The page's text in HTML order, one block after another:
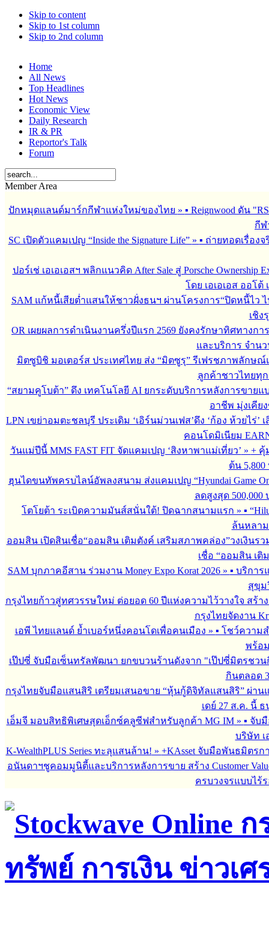
Skip to content
Skip to 1st column
Skip to 2nd column
Home
All News
Top Headlines
Hot News
Economic View
Daily Research
IR & PR
Reportor's Talk
Forum
Member Area
ปักหมุดแลนด์มาร์กกีฬาแห่งใหม่ของไทย » ▪︎ Reignwood ดัน
กีฬ
SC เปิดตัวแคมเปญ “Inside the Signature Life” » ▪︎ ถ่ายทอดเรื่อง
ปอร์เช่ เอเอเอสฯ พลิกแนวคิด After Sale สู่ Porsche Ownership
โดย เอเอเอส ออโ
SAM แก้หนี้เสียต่ำแสนให้ชาวฝั่งธนฯ ผ่านโครงการ“ปิดหนี้ไว
เชิง
OR เผยผลการดำเนินงานครึ่งปีแรก 2569 ยังคงรักษาทิศทางกา
และบริการ จำนว
มิตซูบิชิ มอเตอร์ส ประเทศไทย ส่ง “มิตซูรุ” รีเฟรชภาพลักษณ์
ลูกค้าชาวไทยทุก
“สยามคูโบต้า” ดึง เทคโนโลยี AI ยกระดับบริการหลังการขาย
อาชีพ มุ่งเคีย
LPN เขย่าอมตะชลบุรี ประเดิม ‘เอิร์นม่วนเฟส’ดึง ‘ก้อง ห้วยไร่’
คอนโดมิเนียม
วันแม่ปีนี้ MMS FAST FIT จัดแคมเปญ ‘สิงหาพาแม่เที่ยว’ » + คุ้
ต้น
ฮุนไดขนทัพครบไลน์อัพลงสนาม ส่งแคมเปญ “Hyundai Game
ลดสูงสุด 500,000
โตโยต้า ระเบิดความมันส์สนั่นใต้! ปิดฉากสนามแรก » ▪︎
ล้นหลาม
ออมสิน เปิดสินเชื่อ“ออมสิน เติมตังค์ เสริมสภาพคล่อง”วงเงินรว
เชื่อ “ออมสิน เติ
SAM บุกภาคอีสาน ร่วมงาน Money Expo Korat 2026» ▪︎ บริกา
สุขุม
กรุงไทยก้าวสู่ทศวรรษใหม่ ต่อยอด 60 ปีแห่งความไว้วางใจ สร้
กรุงไทยจัดงาน
เอพี ไทยแลนด์ ย้ำเบอร์หนึ่งคอนโดเพื่อคนเมือง » ▪︎ โชว์ความ
พร้อ
เป๊ปซี่ จับมือเซ็นทรัลพัฒนา ยกขบวนร้านดังจาก "เป๊ปซี่มิตรชว
กินตลอด
กรุงไทยจับมือแสนสิริ เตรียมเสนอขาย “หุ้นกู้ดิจิทัลแสนสิริ” ผ่าน
เดย์ 27 ส.ค. นี้
เอ็มจี มอบสิทธิพิเศษสุดเอ็กซ์คลูซีฟสำหรับลูกค้า MG IM» ▪︎ จับ
บริษัท เ
K-WealthPLUS Series ทะลุแสนล้าน! » +KAsset จับมือพันธมิตรการ
อนันดาฯชูคอมมูนิตี้และบริการหลังการขาย สร้าง Customer
ครบวงจรแบบไร้